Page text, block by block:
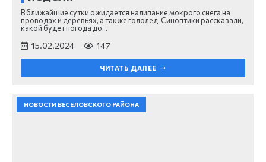
В ближайшие сутки ожидается налипание мокрого снега на
проводах и деревьях, а также гололед. Синоптики рассказали,
какой будет погода до…
15.02.2024 147
ЧИТАТЬ ДАЛЕЕ
НОВОСТИ ВЕСЕЛОВСКОГО РАЙОНА